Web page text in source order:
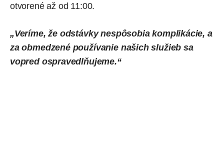
otvorené až od 11:00.
„Veríme, že odstávky nespôsobia komplikácie, a
za obmedzené používanie našich služieb sa
vopred ospravedlňujeme.“